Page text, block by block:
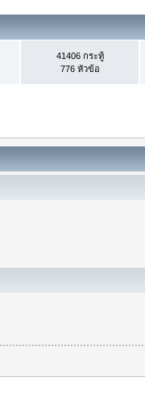
41406 กระทู้
776 หัวข้อ